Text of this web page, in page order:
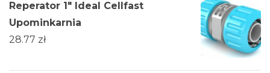
Reperator 1" Ideal Cellfast
Upominkarnia
28.77 zł